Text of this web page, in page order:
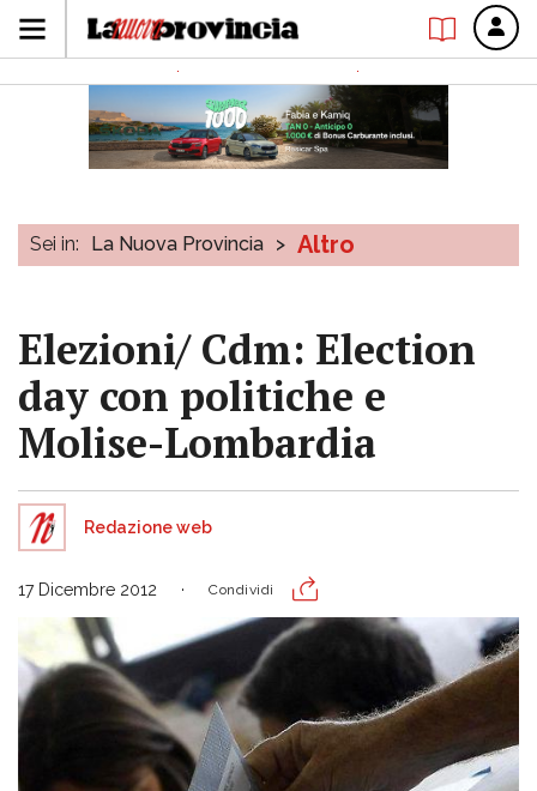
Sei in: La Nuova Provincia > Altro
Elezioni/ Cdm: Election
day con politiche e
Molise-Lombardia
Redazione web
17 Dicembre 2012 Condividi